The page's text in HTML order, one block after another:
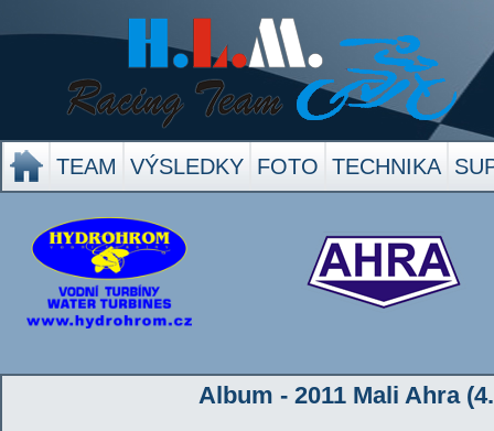
TEAM VÝSLEDKY FOTO TECHNIKA
Album - 2011 Mali Ahra